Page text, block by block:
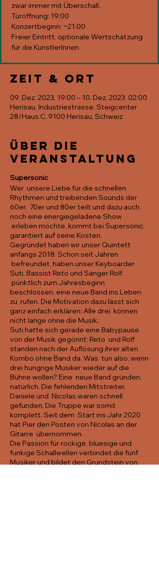
zwar immer mit Überschall.
Türöffnung: 19:00
Konzertbeginn: ~21:00
Freier Eintritt, optionale Wertschätzung
für die KünstlerInnen
Zeit & Ort
09. Dez. 2023, 19:00 – 10. Dez. 2023, 02:00
Herisau, Industriestrasse, Steigcenter
28/Haus C, 9100 Herisau, Schweiz
Über die
Veranstaltung
Supersonic
Wer unsere Liebe für die schnellen
Rhythmen und treibenden Sounds der
60er, 70er und 80er teilt und dazu auch
noch eine energiegeladene Show
erleben möchte, kommt bei Supersonic
garantiert auf seine Kosten.
Gegründet haben wir unser Quintett
anfangs 2018. Schon seit Jahren
befreundet, haben unser Keyboarder
Suti, Bassist Reto und Sänger Rolf
pünktlich zum Jahresbeginn
beschlossen, eine neue Band ins Leben
zu rufen. Die Motivation dazu lässt sich
ganz einfach erklären: Alle drei können
nicht lange ohne die Musik.
Suti hatte sich gerade eine Babypause
von der Musik gegönnt; Reto und Rolf
standen nach der Auflösung ihrer alten
Kombo ohne Band da. Was tun also, wenn
drei hungrige Musiker wieder auf die
Bühne wollen? Eine neue Band gründen,
natürlich. Die fehlenden Mitstreiter,
Daniele und Nicolas waren schnell
gefunden. Die Truppe war somit
komplett. Seit dem Start ins Jahr 2020
hat Pier den Posten von Nicolas an der
Gitarre übernommen.
Die Passion für rockige, bluesige und
funkige Schallwellen verbindet die fünf
Musiker und bildet den Grundstein von